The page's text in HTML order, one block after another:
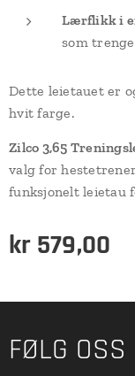
Lærflikk i
som
Dette leietauet er
hvit farge.
Zilco 3,65
valg for
funksjonelt leietau
kr 579,00
FØLG OSS